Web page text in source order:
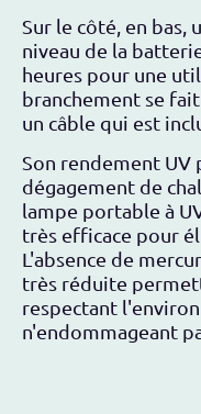
Sur le côté, en bas,
niveau de la
heures pour une
branchement se
un câble qui est
Son rendement UV
dégagement de
lampe portable à
très efficace pour
L'absence de
très réduite
respectant
n'endommageant